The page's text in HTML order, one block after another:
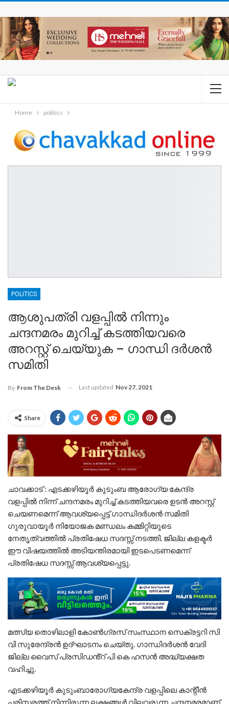
Home politics
POLITICS
ആശുപത്രി വളപ്പിൽ നിന്നും
ചന്ദനമരം മുറിച്ച് കടത്തിയവരെ
അറസ്റ്റ് ചെയ്യുക – ഗാന്ധി ദർശൻ
സമിതി
By From The Desk Last updated Nov 27, 2021
Share
ചാവക്കാട് : എടക്കഴിയൂർ കുടുംബ ആരോഗ്യ കേന്ദ്ര
വളപ്പിൽ നിന്ന് ചന്ദനമരം മുറിച്ച് കടത്തിയവരെ ഉടൻ അറസ്റ്റ്
ചെയണമെന്ന് ആവശ്യപ്പെട്ട് ഗാന്ധിദർശൻ സമിതി
ഗുരുവായൂർ നിയോജക മണ്ഡലം കമ്മിറ്റിയുടെ
നേതൃത്വത്തിൽ പ്രതിഷേധ സദസ്സ് നടത്തി. ജില്ല കളക്ടർ
ഈ വിഷയത്തിൽ അടിയന്തിരമായി ഇടപെടണമെന്ന്
പ്രതിഷേധ സദസ്സ് ആവശ്യപ്പെട്ടു.
മത്സ്യ തൊഴിലാളി കോൺഗ്രസ് സംസ്ഥാന സെക്രട്ടറി സി
വി സുരേന്ദ്രൻ ഉദ്ഘാടനം ചെയ്തു. ഗാന്ധിദർശൻ വേദി
ജില്ല വൈസ് പ്രസിഡൻ്റ് പി കെ ഹസൻ അദ്ധ്യക്ഷത
വഹിച്ചു.
എടക്കഴിയൂർ കുടുംബാരോഗ്യകേന്ദ്ര വളപ്പിലെ കാന്റീൻ
പരിസരത്ത് നിന്നിരുന്ന ലക്ഷങ്ങൾ വിലവരുന്ന ചന്ദനമരമാണ്